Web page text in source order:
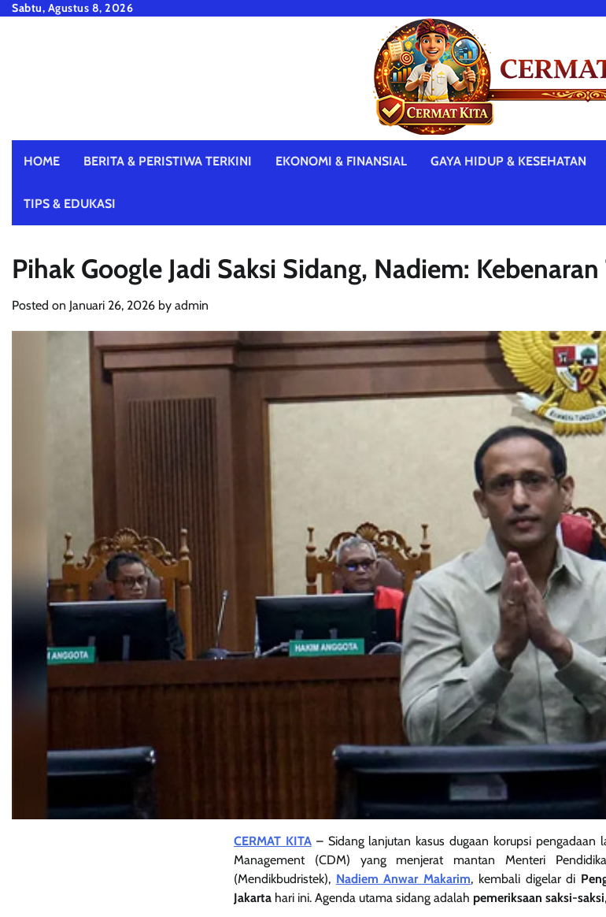
SkipSabtu, Agustus 8, 2026
HOME BERITA & PERISTIWA TERKINI EKONOMI & FINANSIAL GAYA HIDUP & KESEHATAN
TIPS & EDUKASI
Pihak Google Jadi Saksi Sidang, Nadiem:
Posted on Januari 26, 2026 by admin
CERMAT KITA– Sidang lanjutan kasusdugaan korupsi pengadaan
Management (CDM) yang menjerat mantan Menteri
(Mendikbudristek), Nadiem Anwar Makarim, kembali digelar di
Jakarta hari ini. Agenda utama sidang adalah pemeriksaan saksi-saksi